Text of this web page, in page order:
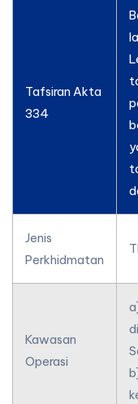
Tafsiran Akta
334
Jenis
Perkhidmatan
Kawasan
Operasi